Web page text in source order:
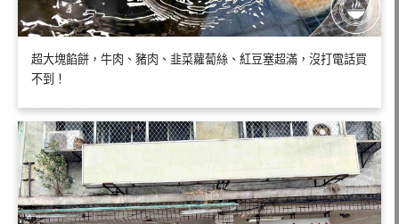
超大塊餡餅，牛肉、豬肉、韭菜蘿蔔絲、紅豆塞超滿，沒打電話買
不到！